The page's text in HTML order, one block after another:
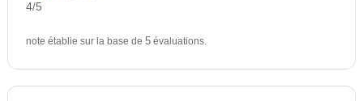
4/5
note établie sur la base de 5évaluations.